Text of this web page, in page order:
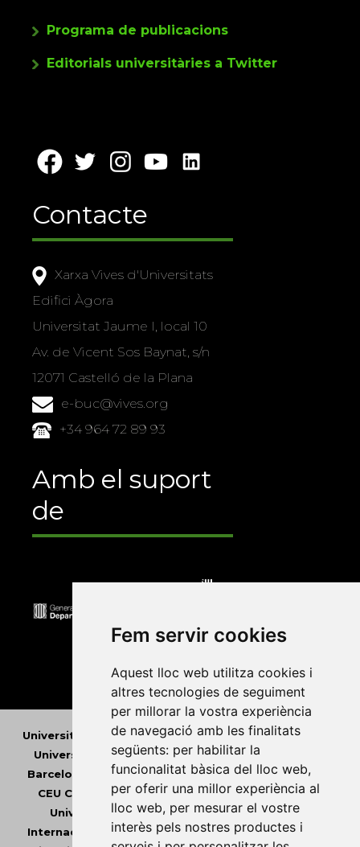
Fem servir cookies
Aquest lloc web utilitza cookies i
altres tecnologies de seguiment
per millorar la vostra experiència
de navegació amb les finalitats
següents: per habilitar la
funcionalitat bàsica del lloc web,
per oferir una millor experiència al
lloc web, per mesurar el vostre
interès pels nostres productes i
Programa de publicacions
Editorials universitàries a Twitter
Contacte
Xarxa Vives d'Universitats
Edifici Àgora
Universitat Jaume I, local 10
Av. de Vicent Sos Baynat, s/n
12071 Castelló de la Plana
e-buc@vives.org
+34 964 72 89 93
Amb el suport
de
Universitat Abat Oliba CEU•Universitat d'Alacant
Universitat d'Andorra•Universitat Autònoma de
Barcelona
Universitat de Barcelona•Universitat
CEU Cardenal Herrera•Universitat de Girona •
Universitat de les Illes Balears• Universitat
Internacional de Catalunya•Universitat Jaume I